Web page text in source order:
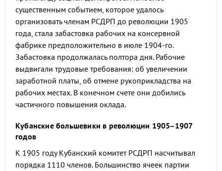
существенным событием, которое удалось
организовать членам РСДРП до революции 1905
года, стала забастовка рабочих на консервной
фабрике предположительно в июле 1904-го.
Забастовка продолжалась полтора дня. Рабочие
выдвигали трудовые требования: об увеличении
заработной платы, об отмене рукоприкладства на
рабочих местах. В конечном счете они добились
частичного повышения оклада.
Кубанские большевики в революции 1905–1907
годов
К 1905 году Кубанский комитет РСДРП насчитывал
порядка 1110 членов. Большинство ячеек партии